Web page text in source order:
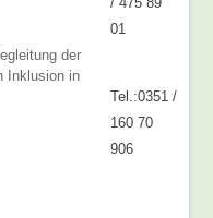
01
der
Inklusion in
Tel.:0351 /
160 70
906